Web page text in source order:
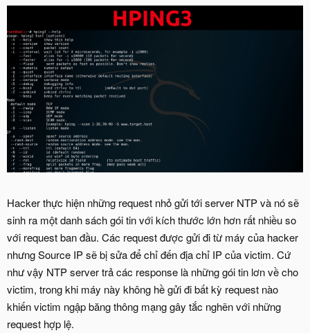
Hacker thực hiện những request nhỏ gửi tới server NTP và nó sẽ
sinh ra một danh sách gói tin với kích thước lớn hơn rất nhiều so
với request ban đầu. Các request được gửi đi từ máy của hacker
nhưng Source IP sẽ bị sửa để chỉ đến địa chỉ IP của victim. Cứ
như vậy NTP server trả các response là những gói tin lơn về cho
victim, trong khi máy này không hề gửi đi bất kỳ request nào
khiến victim ngập băng thông mạng gây tắc nghẽn với những
request hợp lệ.